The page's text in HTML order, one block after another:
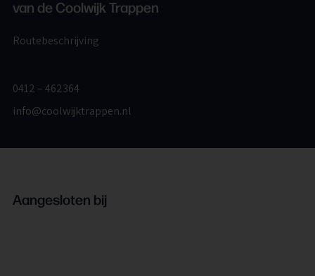
van de Coolwijk Trappen
Routebeschrijving
0412 – 462364
info@coolwijktrappen.nl
Aangesloten bij